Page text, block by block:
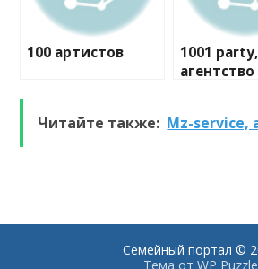
100 артистов
1001 party,
агентство
Читайте также: Mz-service,
Семейный портал ©
Тема от WP Puzzle